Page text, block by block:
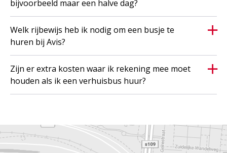
bijvoorbeeld maar een halve dag?
Welk rijbewijs heb ik nodig om een busje te
huren bij Avis?
Zijn er extra kosten waar ik rekening mee moet
houden als ik een verhuisbus huur?